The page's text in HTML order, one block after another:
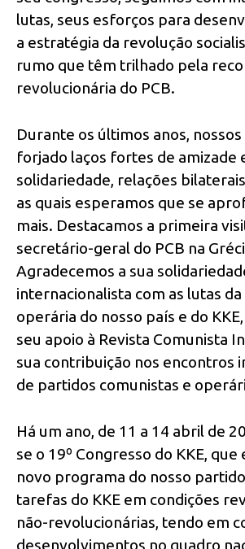
lutas, seus esforços para
a estratégia da revolução
rumo que têm trilhado pela
revolucionária do PCB.
Durante os últimos anos,
forjado laços fortes de amizade
solidariedade, relações
as quais esperamos que se
mais. Destacamos a primeira
secretário-geral do PCB na
Agradecemos a sua
internacionalista com as lutas da
operária do nosso país e do
seu apoio à Revista Comunista
sua contribuição nos encontros
de partidos comunistas e
Há um ano, de 11 a 14 abril de
se o 19º Congresso do KKE,
novo programa do nosso
tarefas do KKE em condições
não-revolucionárias, tendo em
desenvolvimentos no quadro